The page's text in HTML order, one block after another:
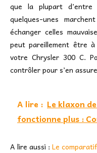
que la plupart d’entre
quelques-unes
échanger celles
peut pareillement être
votre Chrysler 300 C.
contrôler pour s’en
A lire : Le klaxon
fonctionne plus :
A lire aussi : Le